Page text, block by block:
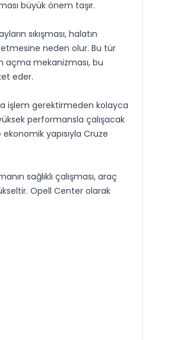
büyük önem taşır.
sıkışması, halatın
neden olur. Bu tür
açma mekanizması, bu
eder.
işlem gerektirmeden kolayca
performansla çalışacak
yapısıyla Cruze
sağlıklı çalışması, araç
Opell Center olarak